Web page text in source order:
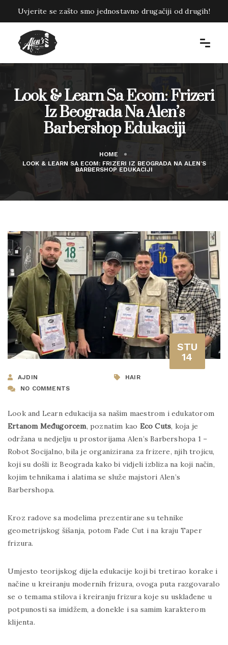
Uvjerite se zašto smo jednostavno drugačiji od drugih!
Look & Learn Sa Ecom: Frizeri
Iz Beograda Na Alen’s
Barbershop Edukaciji
HOME
LOOK & LEARN SA ECOM: FRIZERI IZ BEOGRADA NA ALEN’S
BARBERSHOP EDUKACIJI
STU
14
AJDIN
HAIR
NO COMMENTS
Look and Learn edukacija sa našim maestrom i edukatorom
Ertanom Međugorcem, poznatim kao Eco Cuts, koja je
održana u nedjelju u prostorijama Alen’s Barbershopa 1 –
Robot Socijalno, bila je organizirana za frizere, njih trojicu,
koji su došli iz Beograda kako bi vidjeli izbliza na koji način,
kojim tehnikama i alatima se služe majstori Alen’s
Barbershopa.
Kroz radove sa modelima prezentirane su tehnike
geometrijskog šišanja, potom Fade Cut i na kraju Taper
frizura.
Umjesto teorijskog dijela edukacije koji bi tretirao korake i
načine u kreiranju modernih frizura, ovoga puta razgovaralo
se o temama stilova i kreiranju frizura koje su usklađene u
potpunosti sa imidžem, a donekle i sa samim karakterom
klijenta.